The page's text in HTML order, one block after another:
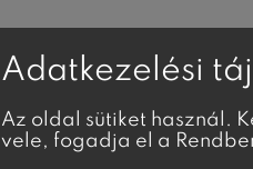
Adatkezelési
Az oldal sütiket használ.
vele, fogadja el a